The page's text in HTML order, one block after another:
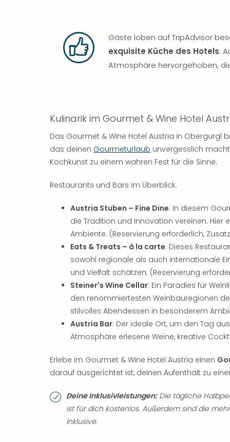
Gäste loben auf TripAdvisor
exquisite Küche des Hotels.
Atmosphäre hervorgehoben,
Kulinarik im Gourmet & Wine Hotel
Das Gourmet & Wine Hotel Austria in Obergurgl
das deinen Gourmeturlaub unvergesslich
Kochkunst zu einem wahren Fest für die Sinne.
Restaurants und Bars im Überblick:
Austria Stuben – Fine Dine: In diesem
die Tradition und Innovation vereinen.
Ambiente. (Reservierung erforderlich,
Eats & Treats – à la carte: Dieses
sowohl regionale als auch internationale
und Vielfalt schätzen. (Reservierung
Steiner's Wine Cellar: Ein Paradies für
den renommiertesten Weinbauregionen
stilvolles Abendessen in besonderem
Austria Bar: Der ideale Ort, um den Tag
Atmosphäre erlesene Weine, kreative
Erlebe im Gourmet & Wine Hotel Austria einen
darauf ausgerichtet ist, deinen Aufenthalt zu
Deine Inklusivleistungen:Die tägliche
ist für dich kostenlos. Außerdem sind die
inklusive.